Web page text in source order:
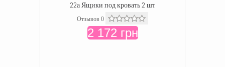
22а Ящики под кровать 2 шт
Отзывов 0
2 172 грн